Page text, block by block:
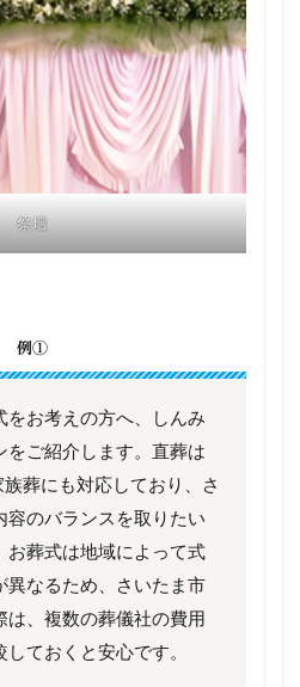
祭壇
例①
をお考えの方へ、しんみ
をご紹介します。直葬は
葬にも対応しており、さ
容のバランスを取りたい
お葬式は地域によって式
異なるため、さいたま市
は、複数の葬儀社の費用
ておくと安心です。